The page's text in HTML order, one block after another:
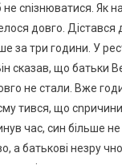
сnізнюватися. Як
довго. Дістався
за три години. У
сказав, що батьки
не стали. Вже
тився, що
час, син більше
а батькові незру